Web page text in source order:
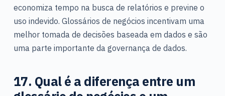
economiza tempo na busca de relatórios e previne o
uso indevido. Glossários de negócios incentivam uma
melhor tomada de decisões baseada em dados e são
uma parte importante da governança de dados.
17. Qual é a diferença entre um